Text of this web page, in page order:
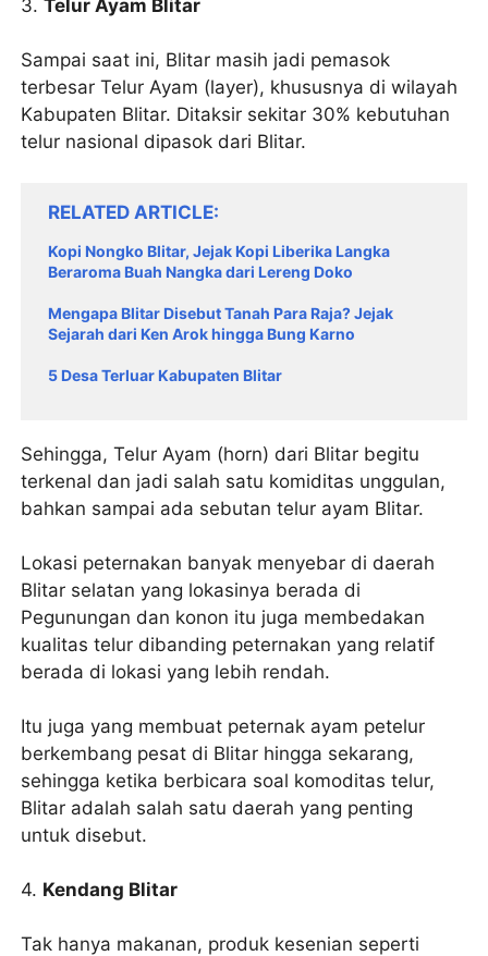
3.Telur Ayam Blitar
Sampai saat ini, Blitar masih jadi pemasok
terbesar Telur Ayam (layer), khususnya di wilayah
Kabupaten Blitar. Ditaksir sekitar 30% kebutuhan
telur nasional dipasok dari Blitar.
RELATED ARTICLE
Kopi Nongko Blitar, Jejak Kopi Liberika Langka
Beraroma Buah Nangka dari Lereng Doko
Mengapa Blitar Disebut Tanah Para Raja? Jejak
Sejarah dari Ken Arok hingga Bung Karno
5 Desa Terluar Kabupaten Blitar
Sehingga, Telur Ayam (horn) dari Blitar begitu
terkenal dan jadi salah satu komiditas unggulan,
bahkan sampai ada sebutan telur ayam Blitar.
Lokasi peternakan banyak menyebar di daerah
Blitar selatan yang lokasinya berada di
Pegunungan dan konon itu juga membedakan
kualitas telur dibanding peternakan yang relatif
berada di lokasi yang lebih rendah.
Itu juga yang membuat peternak ayam petelur
berkembang pesat di Blitar hingga sekarang,
sehingga ketika berbicara soal komoditas telur,
Blitar adalah salah satu daerah yang penting
untuk disebut.
4. Kendang Blitar
Tak hanya makanan, produk kesenian seperti